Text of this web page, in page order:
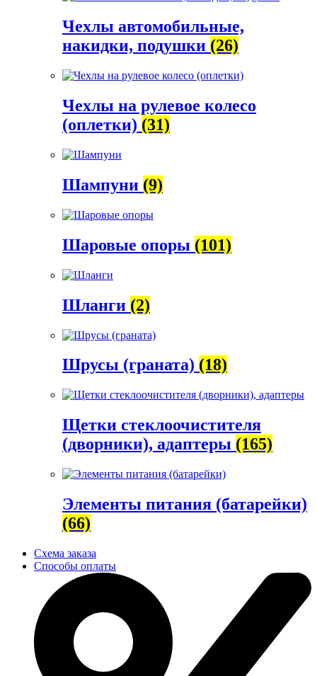
Чехлы автомобильные,
накидки, подушки (26)
Чехлы на рулевое колесо
(оплетки) (31)
Шампуни (9)
Шаровые опоры (101)
Шланги (2)
Шрусы (граната) (18)
Щетки стеклоочистителя
(дворники), адаптеры (165)
Элементы питания (батарейки)
(66)
Схема заказа
Способы оплаты